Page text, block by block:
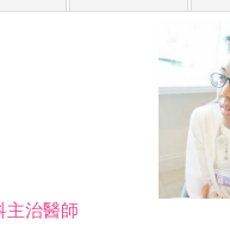
主治醫師